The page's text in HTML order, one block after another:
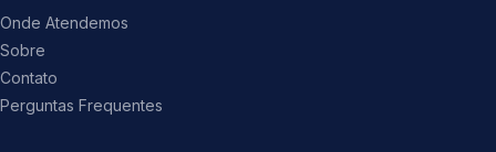
Onde Atendemos
Sobre
Contato
Perguntas Frequentes